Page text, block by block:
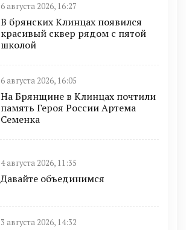
6 августа 2026, 16:27
В брянских Клинцах появился
красивый сквер рядом с пятой
школой
6 августа 2026, 16:05
На Брянщине в Клинцах почтили
память Героя России Артема
Семенка
4 августа 2026, 11:35
Давайте объединимся
3 августа 2026, 14:32